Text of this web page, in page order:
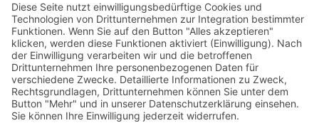
Informationen
Impressum
Datenschutz